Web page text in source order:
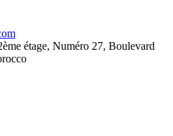
étage, Numéro 27, Boulevard